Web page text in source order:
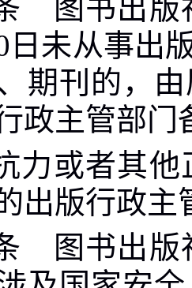
图书出版
日未从事出
期刊的，
政主管部门
力或者其
出版行政主
图书出版